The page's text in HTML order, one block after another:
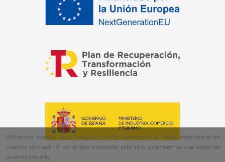
Utilizamos cookies para asegurarnos de brindarnos la mejor experiencia en
nuestro sitio web. Si continúas utilizando este sitio, asumiremos que estás de
acuerdo con ello.